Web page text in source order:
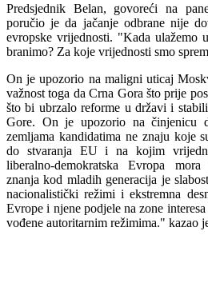
Predsjednik Belan, govoreći na
poručio je da jačanje odbrane nije
evropske vrijednosti. "Kada ulažemo
branimo? Za koje vrijednosti smo
On je upozorio na maligni uticaj
važnost toga da Crna Gora što prije
što bi ubrzalo reforme u državi i
Gore. On je upozorio na
zemljama kandidatima ne znaju koje
do stvaranja EU i na kojim
liberalno-demokratska Evropa
znanja kod mladih generacija je
nacionalistički režimi i ekstremna
Evrope i njene podjele na zone
vođene autoritarnim režimima." kazao